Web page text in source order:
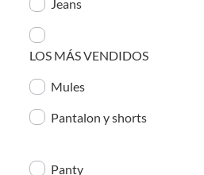
Jeans
LOS MÁS VENDIDOS
Mules
Pantalon y shorts
Panty